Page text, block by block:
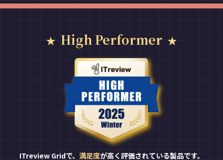
High Performer
ITreview Gridで、 満足度が高く評価されている製品です。